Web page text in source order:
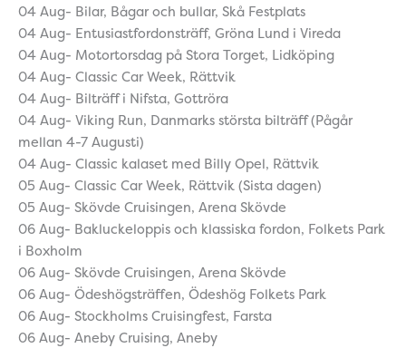
04 Aug- Bilar, Bågar och bullar, Skå Festplats
04 Aug- Entusiastfordonsträff, Gröna Lund i Vireda
04 Aug- Motortorsdag på Stora Torget, Lidköping
04 Aug- Classic Car Week, Rättvik
04 Aug- Bilträff i Nifsta, Gottröra
04 Aug- Viking Run, Danmarks största bilträff (Pågår
mellan 4-7 Augusti)
04 Aug- Classic kalaset med Billy Opel, Rättvik
05 Aug- Classic Car Week, Rättvik (Sista dagen)
05 Aug- Skövde Cruisingen, Arena Skövde
06 Aug- Bakluckeloppis och klassiska fordon, Folkets Park
i Boxholm
06 Aug- Skövde Cruisingen, Arena Skövde
06 Aug- Ödeshögsträffen, Ödeshög Folkets Park
06 Aug- Stockholms Cruisingfest, Farsta
06 Aug- Aneby Cruising, Aneby